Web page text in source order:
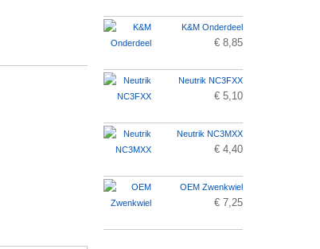
K&M Onderdeel
€ 8,85
Neutrik NC3FXX
€ 5,10
Neutrik NC3MXX
€ 4,40
OEM Zwenkwiel
€ 7,25